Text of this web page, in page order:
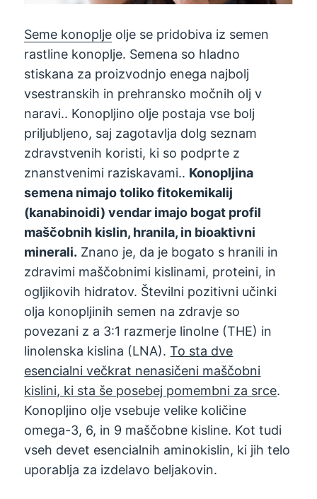
Seme konoplje olje se pridobiva iz semen
rastline konoplje. Semena so hladno
stiskana za proizvodnjo enega najbolj
vsestranskih in prehransko močnih olj v
naravi.. Konopljino olje postaja vse bolj
priljubljeno, saj zagotavlja dolg seznam
zdravstvenih koristi, ki so podprte z
znanstvenimi raziskavami.. Konopljina
semena nimajo toliko fitokemikalij
(kanabinoidi) vendar imajo bogat profil
maščobnih kislin, hranila, in bioaktivni
minerali. Znano je, da je bogato s hranili in
zdravimi maščobnimi kislinami, proteini, in
ogljikovih hidratov. Številni pozitivni učinki
olja konopljinih semen na zdravje so
povezani z a 3:1 razmerje linolne (THE) in
linolenska kislina (LNA).To sta dve
esencialni večkrat nenasičeni maščobni
kislini, ki sta še posebej pomembni za srce.
Konopljino olje vsebuje velike količine
omega-3, 6, in 9 maščobne kisline. Kot tudi
vseh devet esencialnih aminokislin, ki jih telo
uporablja za izdelavo beljakovin.